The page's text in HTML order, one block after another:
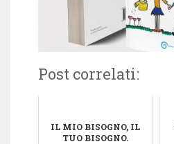
Post correlati:
IL MIO BISOGNO, IL
TUO BISOGNO.